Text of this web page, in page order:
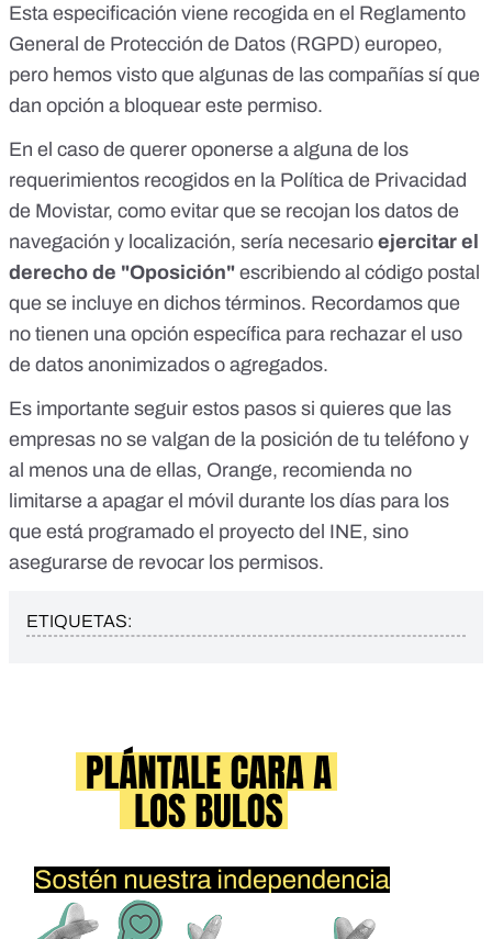
Esta especificación viene recogida en el Reglamento
General de Protección de Datos (RGPD) europeo,
pero hemos visto que algunas de las compañías sí que
dan opción a bloquear este permiso.
En el caso de querer oponerse a alguna de los
requerimientos recogidos en la Política de Privacidad
de Movistar, como evitar que se recojan los datos de
navegación y localización, sería necesario ejercitar el
derecho de "Oposición" escribiendo al código postal
que se incluye en dichos términos. Recordamos que
no tienen una opción específica para rechazar el uso
de datos anonimizados o agregados.
Es importante seguir estos pasos si quieres que las
empresas no se valgan de la posición de tu teléfono y
al menos una de ellas, Orange, recomienda no
limitarse a apagar el móvil durante los días para los
que está programado el proyecto del INE, sino
asegurarse de revocar los permisos.
ETIQUETAS: